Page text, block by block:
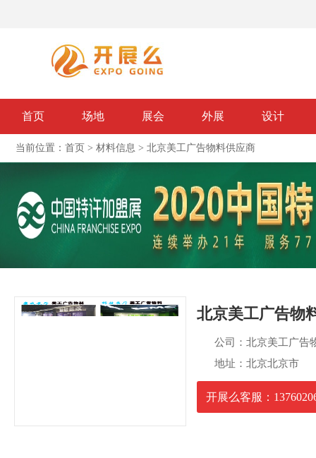
首页 场地 展会 外展 设计
当前位置： 首页 > 材料信息 > 北京美工广告物料供应商
北京美工广告物
公司：北京美工广告
地址：北京北京市
开展么客服：